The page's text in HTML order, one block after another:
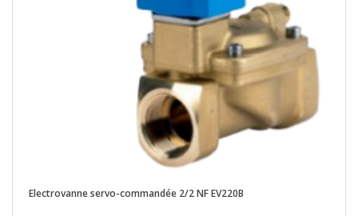
Electrovanne servo-commandée 2/2 NF EV220B